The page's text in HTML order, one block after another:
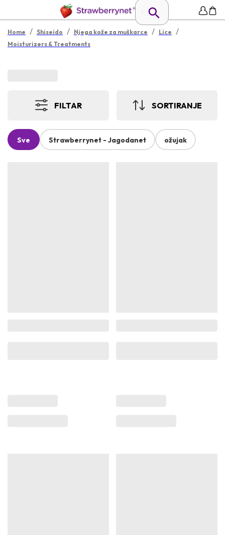
Home / Shiseido / Njega kože za muškarce / Lice /
Moisturizers & Treatments
FILTAR SORTIRANJE
Sve Strawberrynet - Jagodanet ožujak